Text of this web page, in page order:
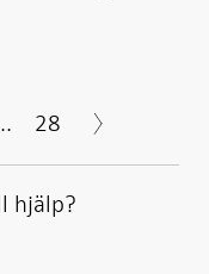
28
hjälp?